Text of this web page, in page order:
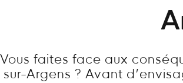
Vous faites face aux
sur-Argens ? Avant